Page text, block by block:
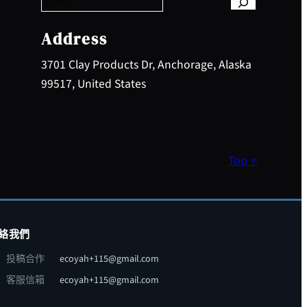
c
h
Address
3701 Clay Products Dr, Anchorage, Alaska
99517, United States
Top ↑
我們
投稿合作
ecoyah+115@gmail.com
客服信箱
ecoyah+115@gmail.com